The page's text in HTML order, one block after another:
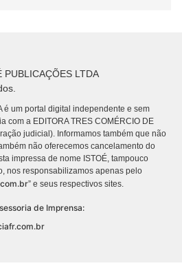
LTDA
é um portal digital independente e sem
com a EDITORA TRES COMÉRCIO DE
judicial). Informamos também que não
não oferecemos cancelamento do
impressa de nome ISTOÉ, tampouco
nos responsabilizamos apenas pelo
” e seus respectivos sites.
de Imprensa: